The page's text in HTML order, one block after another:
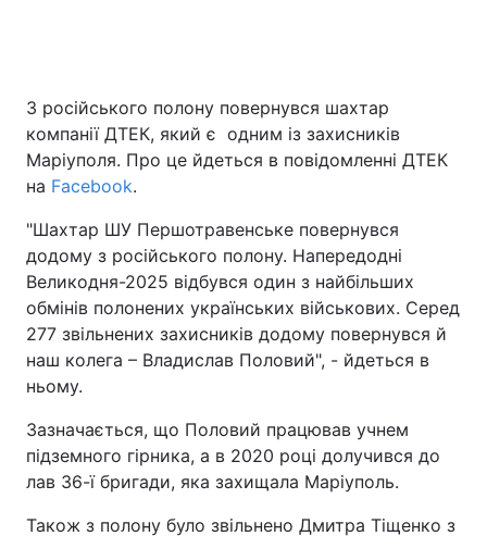
З російського полону повернувся шахтар
компанії ДТЕК, який є одним із захисників
Маріуполя. Про це йдеться в повідомленні ДТЕК
на Facebook.
"Шахтар ШУ Першотравенське повернувся
додому з російського полону. Напередодні
Великодня-2025 відбувся один з найбільших
обмінів полонених українських військових. Серед
277 звільнених захисників додому повернувся й
наш колега – Владислав Половий", - йдеться в
ньому.
Зазначається, що Половий працював учнем
підземного гірника, а в 2020 році долучився до
лав 36-ї бригади, яка захищала Маріуполь.
Також з полону було звільнено Дмитра Тіщенко з